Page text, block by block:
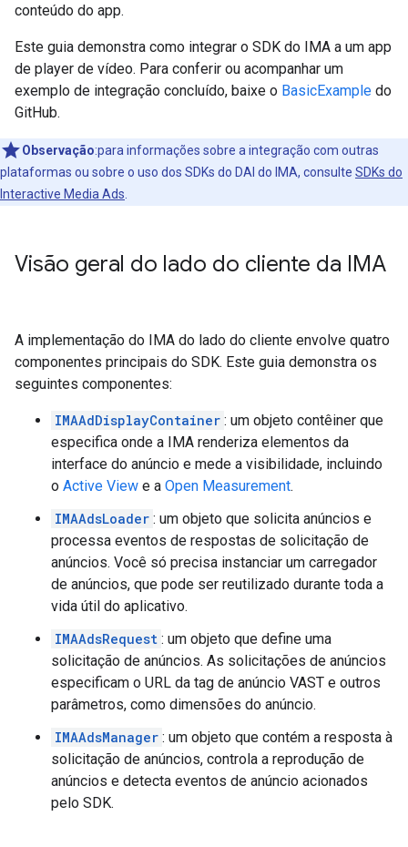
conteúdo do app.
Este guia demonstra como integrar o SDK do IMA a um app
de player de vídeo. Para conferir ou acompanhar um
exemplo de integração concluído, baixe o BasicExample do
GitHub.
Observação:para informações sobre a integração com outras
plataformas ou sobre o uso dos SDKs do DAI do IMA, consulte SDKs do
Interactive Media Ads
Visão geral do lado do cliente da IMA
A implementação do IMA do lado do cliente envolve quatro
componentes principais do SDK. Este guia demonstra os
seguintes componentes:
IMAAdDisplayContainer : um objeto contêiner que
especifica onde a IMA renderiza elementos da
interface do anúncio e mede a visibilidade, incluindo
o Active View e a Open Measurement.
IMAAdsLoader : um objeto que solicita anúncios e
processa eventos de respostas de solicitação de
anúncios. Você só precisa instanciar um carregador
de anúncios, que pode ser reutilizado durante toda a
vida útil do aplicativo.
IMAAdsRequest : um objeto que define uma
solicitação de anúncios. As solicitações de anúncios
especificam o URL da tag de anúncio VAST e outros
parâmetros, como dimensões do anúncio.
IMAAdsManager : um objeto que contém a resposta à
solicitação de anúncios, controla a reprodução de
anúncios e detecta eventos de anúncio acionados
pelo SDK.